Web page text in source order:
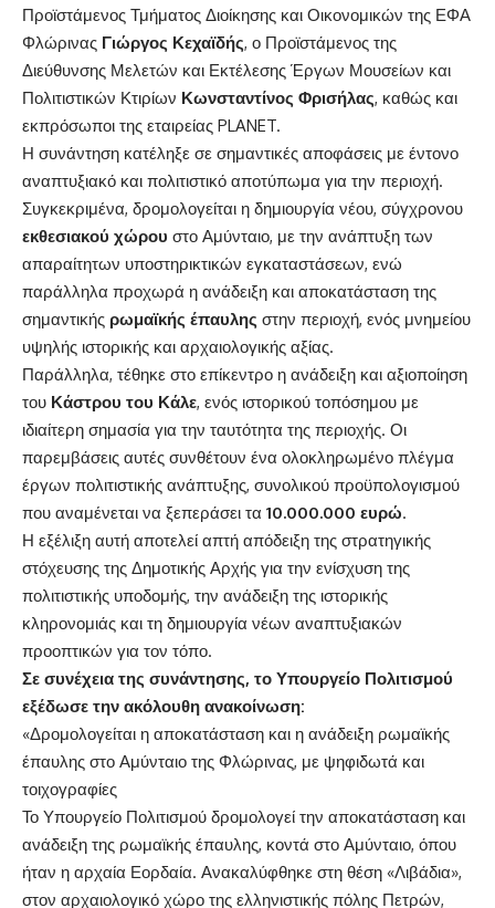
Προϊστάμενος Τμήματος Διοίκησης και Οικονομικών της ΕΦΑ
Φλώρινας Γιώργος Κεχαϊδής, ο Προϊστάμενος της
Διεύθυνσης Μελετών και Εκτέλεσης Έργων Μουσείων και
Πολιτιστικών Κτιρίων Κωνσταντίνος Φρισήλας, καθώς και
εκπρόσωποι της εταιρείας PLANET.
Η συνάντηση κατέληξε σε σημαντικές αποφάσεις με έντονο
αναπτυξιακό και πολιτιστικό αποτύπωμα για την περιοχή.
Συγκεκριμένα, δρομολογείται η δημιουργία νέου, σύγχρονου
εκθεσιακού χώρου στο Αμύνταιο, με την ανάπτυξη των
απαραίτητων υποστηρικτικών εγκαταστάσεων, ενώ
παράλληλα προχωρά η ανάδειξη και αποκατάσταση της
σημαντικής ρωμαϊκής έπαυλης στην περιοχή, ενός μνημείου
υψηλής ιστορικής και αρχαιολογικής αξίας.
Παράλληλα, τέθηκε στο επίκεντρο η ανάδειξη και αξιοποίηση
του Κάστρου του Κάλε, ενός ιστορικού τοπόσημου με
ιδιαίτερη σημασία για την ταυτότητα της περιοχής. Οι
παρεμβάσεις αυτές συνθέτουν ένα ολοκληρωμένο πλέγμα
έργων πολιτιστικής ανάπτυξης, συνολικού προϋπολογισμού
που αναμένεται να ξεπεράσει τα 10.000.000 ευρώ.
Η εξέλιξη αυτή αποτελεί απτή απόδειξη της στρατηγικής
στόχευσης της Δημοτικής Αρχής για την ενίσχυση της
πολιτιστικής υποδομής, την ανάδειξη της ιστορικής
κληρονομιάς και τη δημιουργία νέων αναπτυξιακών
προοπτικών για τον τόπο.
Σε συνέχεια της συνάντησης, το Υπουργείο Πολιτισμού
εξέδωσε την ακόλουθη ανακοίνωση:
«Δρομολογείται η αποκατάσταση και η ανάδειξη ρωμαϊκής
έπαυλης στο Αμύνταιο της Φλώρινας, με ψηφιδωτά και
τοιχογραφίες
Το Υπουργείο Πολιτισμού δρομολογεί την αποκατάσταση και
ανάδειξη της ρωμαϊκής έπαυλης, κοντά στο Αμύνταιο, όπου
ήταν η αρχαία Εορδαία. Ανακαλύφθηκε στη θέση «Λιβάδια»,
στον αρχαιολογικό χώρο της ελληνιστικής πόλης Πετρών,